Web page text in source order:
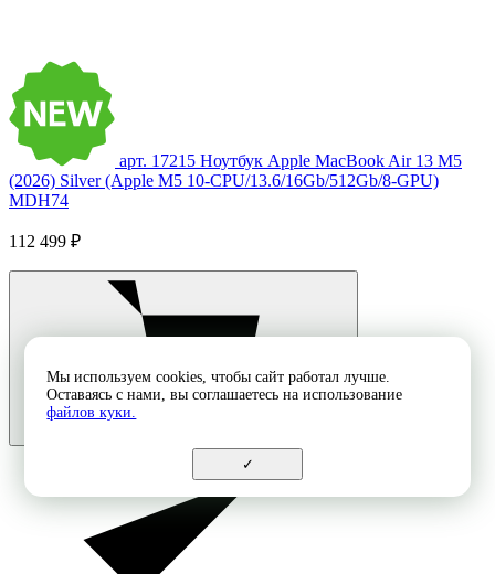
арт. 17215 Ноутбук Apple MacBook Air 13 M5
(2026) Silver (Apple M5 10-CPU/13.6/16Gb/512Gb/8-GPU)
MDH74
112 499 ₽
Мы используем cookies, чтобы сайт работал лучше.
Оставаясь с нами, вы соглашаетесь на использование
файлов куки.
✓